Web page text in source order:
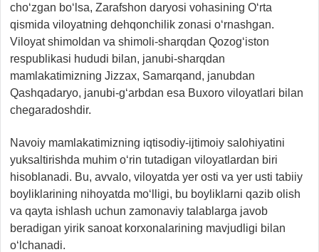
cho‘zgan bo‘lsa, Zarafshon daryosi vohasining O‘rta
qismida viloyatning dehqonchilik zonasi o‘rnashgan.
Viloyat shimoldan va shimoli-sharqdan Qozog‘iston
respublikasi hududi bilan, janubi-sharqdan
mamlakatimizning Jizzax, Samarqand, janubdan
Qashqadaryo, janubi-g‘arbdan esa Buxoro viloyatlari bilan
chegaradoshdir.
Navoiy mamlakatimizning iqtisodiy-ijtimoiy salohiyatini
yuksaltirishda muhim o‘rin tutadigan viloyatlardan biri
hisoblanadi. Bu, avvalo, viloyatda yer osti va yer usti tabiiy
boyliklarining nihoyatda mo‘lligi, bu boyliklarni qazib olish
va qayta ishlash uchun zamonaviy talablarga javob
beradigan yirik sanoat korxonalarining mavjudligi bilan
o‘lchanadi.